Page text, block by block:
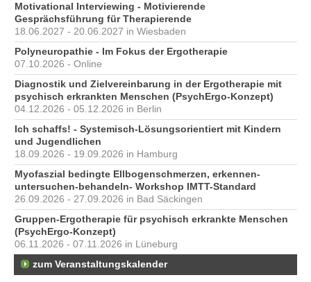
Motivational Interviewing - Motivierende
Gesprächsführung für Therapierende
18.06.2027 - 20.06.2027 in Wiesbaden
Polyneuropathie - Im Fokus der Ergotherapie
07.10.2026 - Online
Diagnostik und Zielvereinbarung in der Ergotherapie mit
psychisch erkrankten Menschen (PsychErgo-Konzept)
04.12.2026 - 05.12.2026 in Berlin
Ich schaffs! - Systemisch-Lösungsorientiert mit Kindern
und Jugendlichen
18.09.2026 - 19.09.2026 in Hamburg
Myofaszial bedingte Ellbogenschmerzen, erkennen-
untersuchen-behandeln- Workshop IMTT-Standard
26.09.2026 - 27.09.2026 in Bad Säckingen
Gruppen-Ergotherapie für psychisch erkrankte Menschen
(PsychErgo-Konzept)
06.11.2026 - 07.11.2026 in Lüneburg
zum Veranstaltungskalender